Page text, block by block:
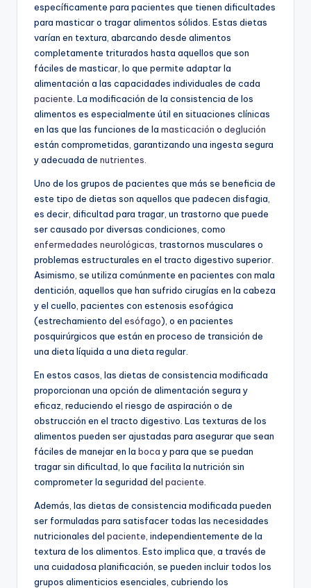
específicamente para pacientes que tienen dificultades
para masticar o tragar alimentos sólidos. Estas dietas
varían en textura, abarcando desde alimentos
completamente triturados hasta aquellos que son
fáciles de masticar, lo que permite adaptar la
alimentación a las capacidades individuales de cada
paciente . La modificación de la consistencia de los
alimentos es especialmente útil en situaciones clínicas
en las que las funciones de la masticación o deglución
están comprometidas, garantizando una ingesta segura
y adecuada de nutrientes
Uno de los grupos de pacientes que más se beneficia de
este tipo de dietas son aquellos que padecen disfagia,
es decir, dificultad para tragar, un trastorno que puede
ser causado por diversas condiciones, como
enfermedades neurológicas , trastornos musculares o
problemas estructurales en el tracto digestivo superior.
Asimismo, se utiliza comúnmente en pacientes con mala
dentición, aquellos que han sufrido cirugías en la cabeza
y el cuello, pacientes con estenosis esofágica
(estrechamiento del esófago), o en pacientes
posquirúrgicos que están en proceso de transición de
una dieta líquida a una dieta regular.
En estos casos, las dietas de consistencia modificada
proporcionan una opción de alimentación segura y
eficaz, reduciendo el riesgo de aspiración o de
obstrucción en el tracto digestivo. Las texturas de los
alimentos pueden ser ajustadas para asegurar que sean
fáciles de manejar en la boca y para que se puedan
tragar sin dificultad, lo que facilita la nutrición sin
comprometer la seguridad del paciente
Además, las dietas de consistencia modificada pueden
ser formuladas para satisfacer todas las necesidades
nutricionales del paciente , independientemente de la
textura de los alimentos. Esto implica que, a través de
una cuidadosa planificación, se pueden incluir todos los
grupos alimenticios esenciales, cubriendo los